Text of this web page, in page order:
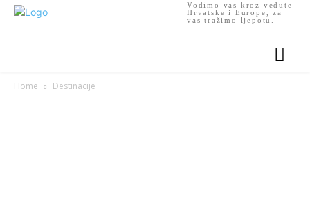
Vodimo vas kroz vedute
Hrvatske i Europe, za
vas tražimo ljepotu.
Home Destinacije